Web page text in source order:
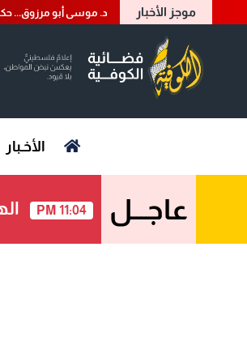
موجز الأخبار د. موسى أبو مرزوق...
الأخـبار
عاجـــل 11:04 PM الهلال